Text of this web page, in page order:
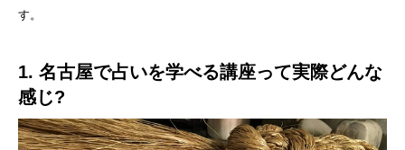
す。
1. 名古屋で占いを学べる講座って実際どんな
感じ?